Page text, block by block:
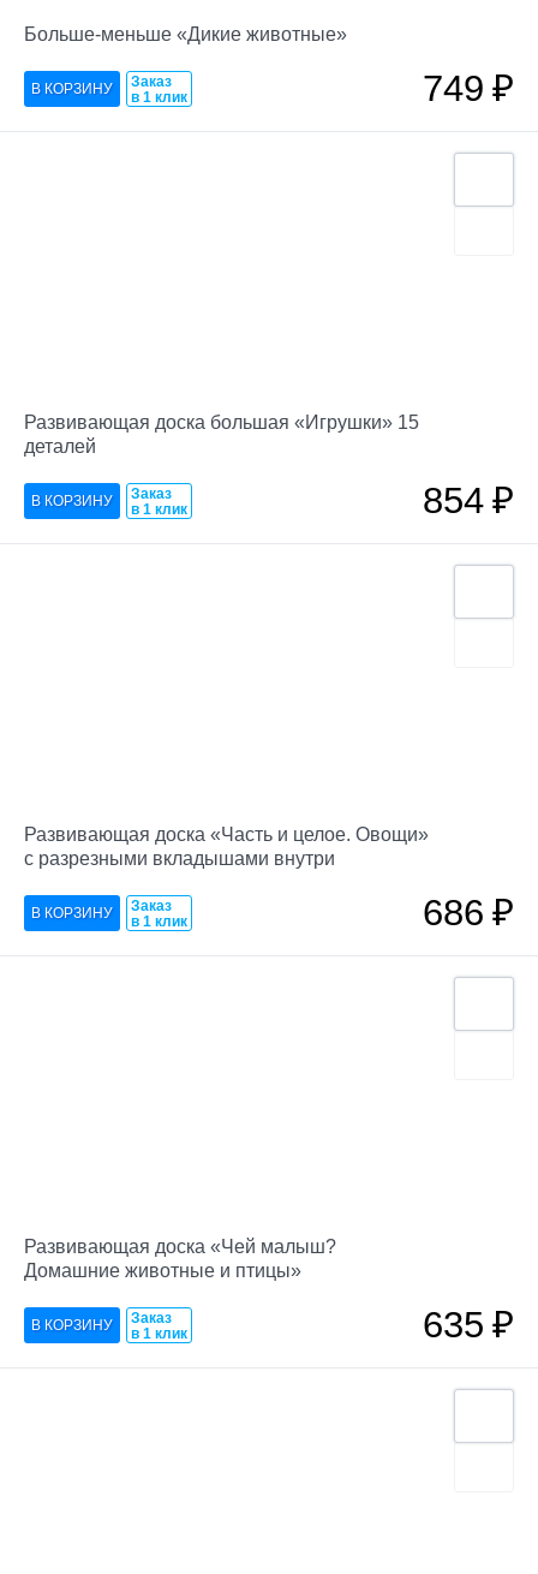
Больше-меньше «Дикие животные»
Заказ
в 1 клик
749₽
Развивающая доска большая «Игрушки» 15
деталей
Заказ
в 1 клик
854₽
Развивающая доска «Часть и целое. Овощи»
с разрезными вкладышами внутри
Заказ
в 1 клик
686₽
Развивающая доска «Чей малыш?
Домашние животные и птицы»
Заказ
в 1 клик
635₽